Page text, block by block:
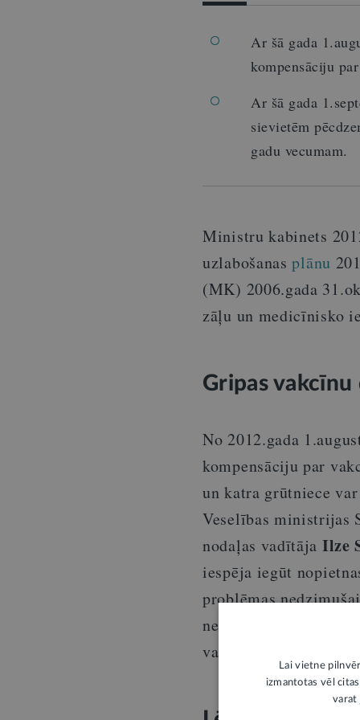
Ar šā gada
kompensāciju
Ar šā gada
sievietēm
gadu vecumam.
Ministru kabinets
uzlabošanasplānu
(MK) 2006.gada
zāļu un medicīnisko
Gripas vakcīnu
No 2012.gada
kompensāciju par
un katra grūtniece
Veselības ministrijas
nodaļas vadītāja Ilze
iespēja iegūt
problēmas
nepieciešams
vakcināciju
Lai vietne
izmantotas vēl
varat